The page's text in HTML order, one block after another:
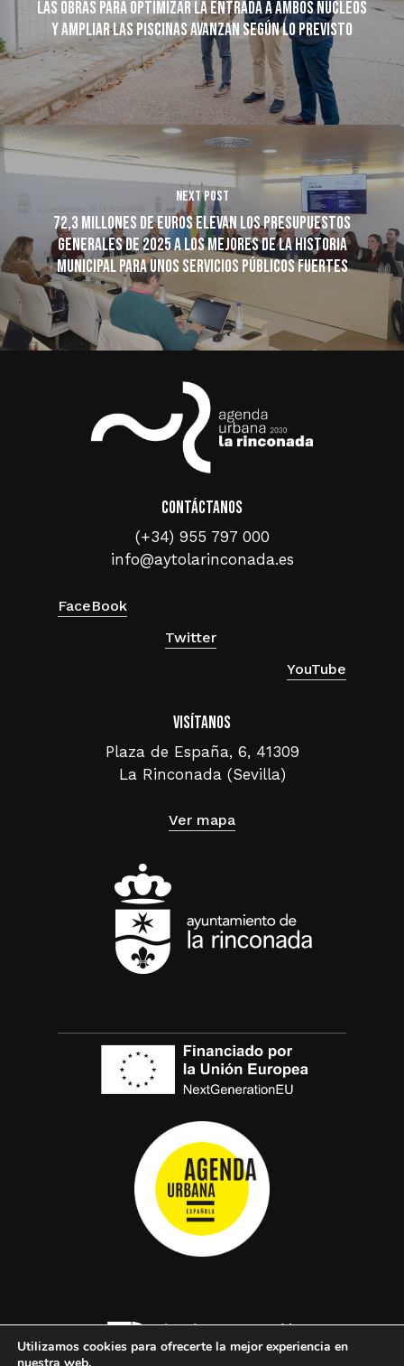
Las obras para optimizar la entrada a ambos núcleos
y ampliar las piscinas avanzan según lo previsto
Next Post
72,3 millones de euros elevan los presupuestos
generales de 2025 a los mejores de la historia
municipal para unos servicios públicos fuertes
Contáctanos
(+34) 955 797 000
info@aytolarinconada.es
FaceBook
Twitter
YouTube
Visítanos
Plaza de España, 6, 41309
La Rinconada (Sevilla)
Ver mapa
Utilizamos cookies para ofrecerte la mejor experiencia en